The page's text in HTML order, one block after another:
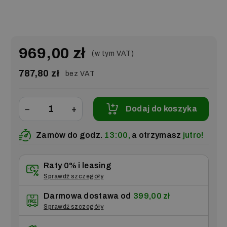
969,00 zł (w tym VAT)
787,80 zł bez VAT
− + Dodaj do koszyka
Zamów do godz. 13:00, a otrzymasz jutro!
Raty 0% i leasing
Sprawdź szczegóły
Darmowa dostawa od 399,00 zł
Sprawdź szczegóły